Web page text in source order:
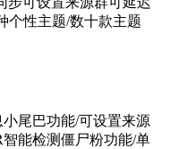
个性主题/数十款主题
尾巴功能/可设置来源
能检测僵尸粉功能/单